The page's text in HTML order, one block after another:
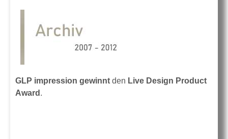
GLP impression gewinnt den Live Design Product
Award .